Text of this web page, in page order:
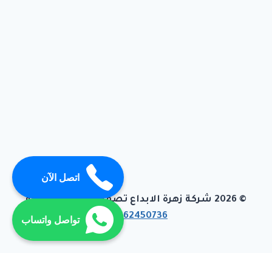
© 2026 شركة زهرة الابداع تصميم وبرمجة تيفاجو
01062450736
اتصل الآن
تواصل واتساب